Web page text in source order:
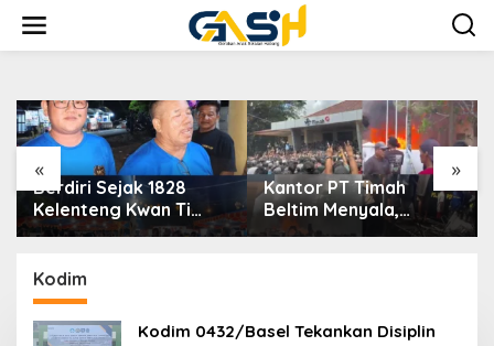
konten
« »
Berdiri Sejak 1828
Kelenteng Kwan Ti
Miau Kaposang
Acara Berlangsung
Meriah
Kantor PT Timah
Beltim Menyala,
Ribuan Penambang
Kodim
Kodim 0432/Basel Tekankan Disiplin